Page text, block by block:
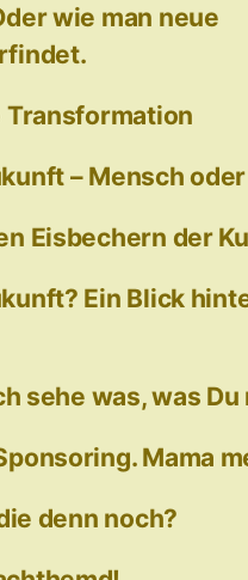
wie man neue
Transformation
– Mensch
Eisbechern der
Ein Blick
sehe was, was
Mama
denn noch?